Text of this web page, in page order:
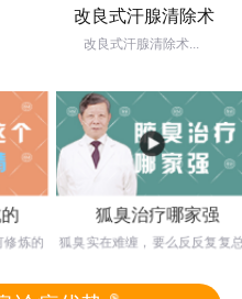
改良式汗腺清除术
改良式汗腺清除术...
狐臭治疗哪家强
狐臭实在难缠，要么反反复复总